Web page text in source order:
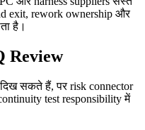
exit, rework ownership और
है।
Review
सकते हैं, पर risk connector
test responsibility में